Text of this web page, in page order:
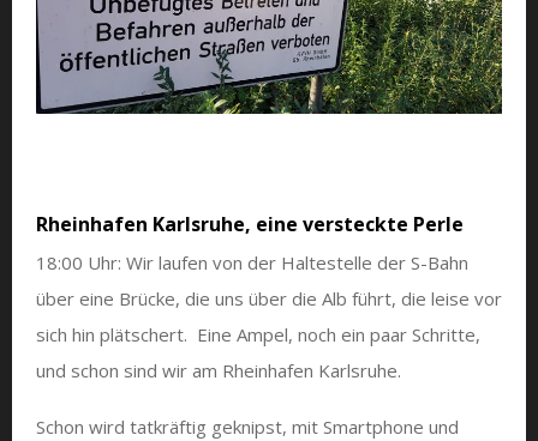
Rheinhafen Karlsruhe, eine versteckte Perle
18:00 Uhr: Wir laufen von der Haltestelle der S-Bahn
über eine Brücke, die uns über die Alb führt, die leise vor
sich hin plätschert. Eine Ampel, noch ein paar Schritte,
und schon sind wir am Rheinhafen Karlsruhe.
Schon wird tatkräftig geknipst, mit Smartphone und